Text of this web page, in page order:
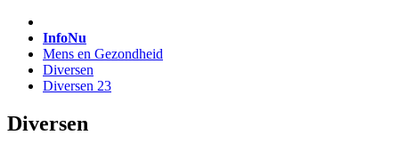
InfoNu
Mens en Gezondheid
Diversen
Diversen 23
Diversen